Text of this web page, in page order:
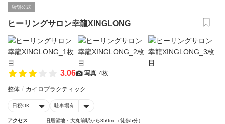
店舗公式
ヒーリングサロン幸龍XINGLONG
3.06 写真 4枚
整体 カイロプラクティック
日祝OK 駐車場有
アクセス
旧居留地・大丸前駅から350m （徒歩5分）